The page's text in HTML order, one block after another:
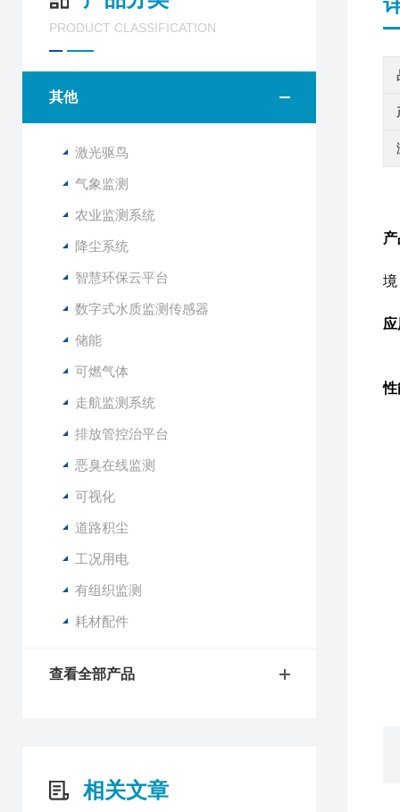
PRODUCT CLASSIFICATION
其他
激光驱鸟
气象监测
农业监测系统
降尘系统
智慧环保云平台
数字式水质监测传感器
储能
可燃气体
走航监测系统
排放管控治平台
恶臭在线监测
可视化
道路积尘
工况用电
有组织监测
耗材配件
查看全部产品
相关文章
境
性